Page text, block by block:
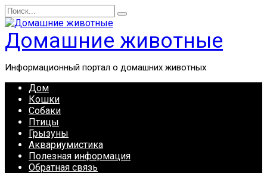
Перейти
к
содержанию
Search
for:
Домашние животные
Информационный портал о домашних животных
Дом
Кошки
Собаки
Птицы
Грызуны
Аквариумистика
Полезная информация
Обратная связь